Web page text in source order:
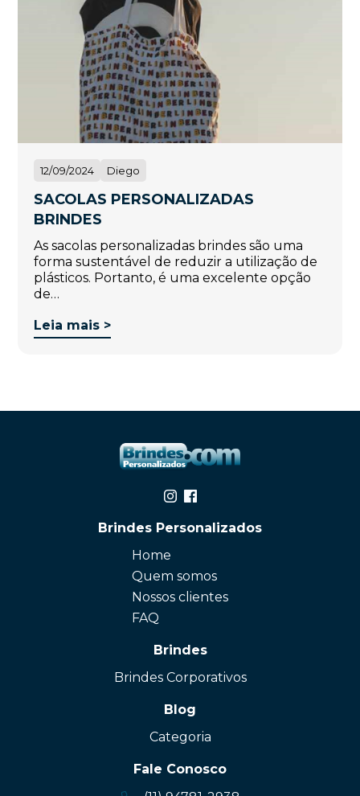
12/09/2024 Diego
SACOLAS PERSONALIZADAS
BRINDES
As sacolas personalizadas brindes são uma
forma sustentável de reduzir a utilização de
plásticos. Portanto, é uma excelente opção
de…
Leia mais >
Brindes Personalizados
Home
Quem somos
Nossos clientes
FAQ
Brindes
Brindes Corporativos
Blog
Categoria
Fale Conosco